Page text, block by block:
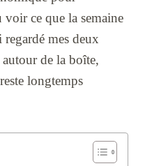
ce que la semaine
regardé mes deux
de la boîte,
longtemps